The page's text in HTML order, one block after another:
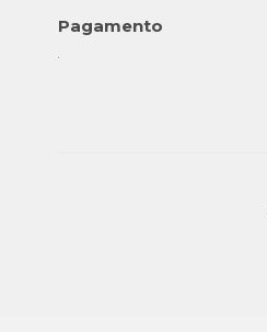
Pagamento